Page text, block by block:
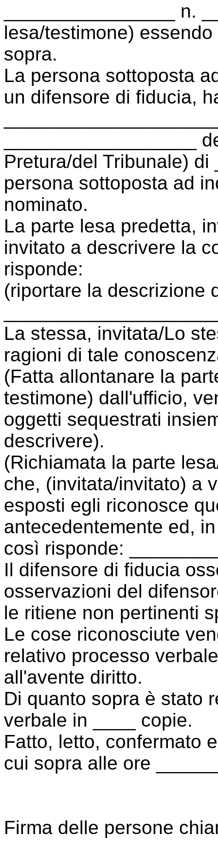
________________ n.
lesa/testimone)
sopra.
La persona sottoposta
un difensore di fiducia,
__________________
Pretura/del Tribunale)
persona sottoposta ad
nominato.
La parte lesa predetta,
invitato a descrivere la
risponde:
(riportare la descrizione
La stessa, invitata/Lo
ragioni di tale
(Fatta allontanare la
testimone) dall'ufficio,
oggetti sequestrati
descrivere).
(Richiamata la parte
che, (invitata/invitato) a
esposti egli riconosce
antecedentemente ed,
così risponde:
Il difensore di fiducia
osservazioni del
le ritiene non pertinenti
Le cose riconosciute
relativo processo
all'avente diritto.
Di quanto sopra è stato
verbale in ____ copie.
Fatto, letto, confermato
cui sopra alle ore
Firma delle persone